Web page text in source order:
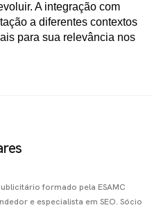
A integração com
a diferentes contextos
para sua relevância nos
formado pela ESAMC
e especialista em SEO. Sócio